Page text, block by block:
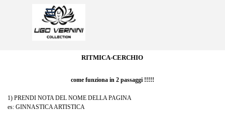
Salta menù
RITMICA-CERCHIO
come funziona in 2 passaggi !!!!!
1) PRENDI NOTA DEL NOME DELLA PAGINA
es: GINNASTICA ARTISTICA